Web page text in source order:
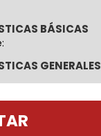
BÁSICAS
GENERALES